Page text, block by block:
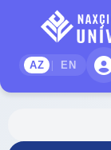
AZ | EN